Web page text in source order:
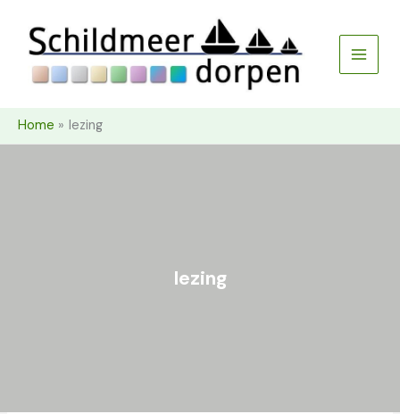
inhoud
Home lezing
lezing